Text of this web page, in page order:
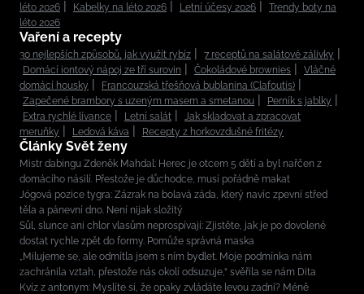
léto 2026
Kabelky na léto 2026 Letní účesy 2026
Trendy boty na
léto 2026
Vaření a recepty
30 nejlepších způsobů, jak využít rybíz
7 receptů na salátové zálivky
Domácí iontový nápoj ze tří surovin
Čokoládové brownies
Vláčné
domácí housky
Francouzská třešňová bublanina (Clafoutis)
Zapečené brambory s uzeným masem a smetanou
Perník s jablky
Extra rychlé lívance
Letní salát
Jak skladovat a zpracovat
meruňky
Ledová káva Recepty z horkovzdušné fritézy
Články Svět ženy
Mistr dabingu Zdeněk Mahdal: Herec je otcem 5 dětí a byl nařčen z
domácího násilí. Přestože je důchodce, musí pořádně makat
Jógová pozice tygra: Zázrak na bolavá záda, který navíc zpevní střed
těla a pánevní dno. Není nijak složitý
Sůl, slunce ani chlor vlasům neprospívají: Zjistěte, jak je po dovolené
dostat rychle zpět do formy. Pomůže správná maska
„Milujeme se, ale odmítla jsem s ním bydlet. Moje podmínka nám
zachránila vztah, přestože nás okolí odsuzuje,“ svěřila se nám Dita
Kvíz z antonym: Myslíte si, že opaky zvládáte levou zadní? Méně